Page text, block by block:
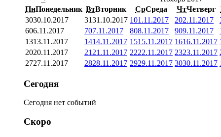
ПнПонедельник ВтВторник СрСреда ЧтЧетверг
3030.10.2017 3131.10.2017 101.11.2017 202.11.2017
606.11.2017 707.11.2017 808.11.2017 909.11.2017
1313.11.2017 1414.11.2017 1515.11.2017 1616.11.2017
2020.11.2017 21 21.11.2017 2222.11.2017 2323.11.2017
2727.11.2017 2828.11.2017 2929.11.2017 3030.11.2017
Сегодня
Сегодня нет событий
Скоро